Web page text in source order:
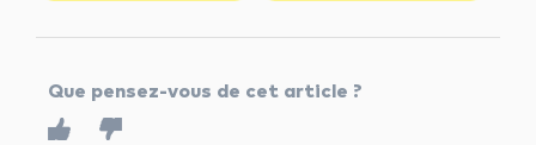
Que pensez-vous de cet article ?